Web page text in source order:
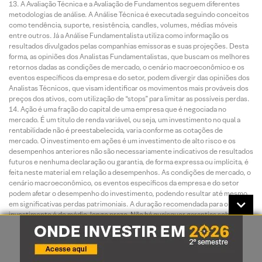
A Avaliação Técnica e a Avaliação de Fundamentos seguem diferentes
metodologias de análise. A Análise Técnica é executada seguindo conceitos
como tendência, suporte, resistência, candles, volumes, médias móveis
entre outros. Já a Análise Fundamentalista utiliza como informação os
resultados divulgados pelas companhias emissoras e suas projeções. Desta
forma, as opiniões dos Analistas Fundamentalistas, que buscam os melhores
retornos dadas as condições de mercado, o cenário macroeconômico e os
eventos específicos da empresa e do setor, podem divergir das opiniões dos
Analistas Técnicos, que visam identificar os movimentos mais prováveis dos
preços dos ativos, com utilização de “stops” para limitar as possíveis perdas.
Ação é uma fração do capital de uma empresa que é negociada no
mercado. É um título de renda variável, ou seja, um investimento no qual a
rentabilidade não é preestabelecida, varia conforme as cotações de
mercado. O investimento em ações é um investimento de alto risco e os
desempenhos anteriores não são necessariamente indicativos de resultados
futuros e nenhuma declaração ou garantia, de forma expressa ou implícita, é
feita neste material em relação a desempenhos. As condições de mercado, o
cenário macroeconômico, os eventos específicos da empresa e do setor
podem afetar o desempenho do investimento, podendo resultar até mesmo
em significativas perdas patrimoniais. A duração recomendada para o
investimento é de médio-longo prazo. Não há quaisquer garantias sobre o
patrimônio do cliente neste tipo de produto.
O investimento em opções é preferencialmente indicado para
investidores de perfil agressivo, de acordo com a política de suitability
praticada pela XP Investimentos. No mercado de opções, são negociados